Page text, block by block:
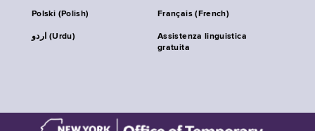
Polski (Polish) Français (French)
اردو (Urdu)
Assistenza linguistica
gratuita